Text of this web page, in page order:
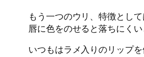
もう一つのウリ、特徴とし
唇に色をのせると落ちにく
いつもはラメ入りのリップ